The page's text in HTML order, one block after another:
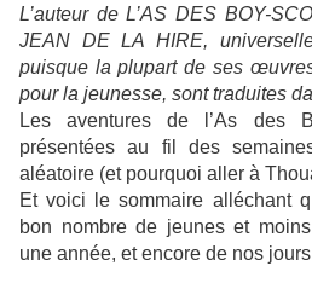
L’auteur de L’AS DES BOY-
JEAN DE LA HIRE,
puisque la plupart de ses
pour la jeunesse, sont traduites
Les aventures de l’As des
présentées au fil des
aléatoire (et pourquoi aller à
Et voici le sommaire alléchant
bon nombre de jeunes et
une année, et encore de nos